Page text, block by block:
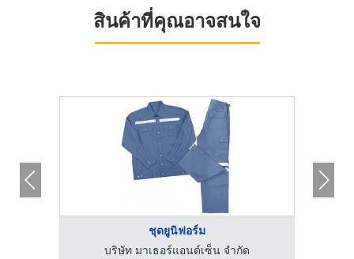
สินค้าที่คุณอาจสนใจ
ชุดยูนิฟอร์ม
บริษัท มาเธอร์แอนด์เซ็น จำกัด